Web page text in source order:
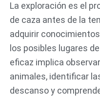
La exploración es el
de caza antes de la
adquirir
los posibles lugares
eficaz implica
animales, identificar
descanso y